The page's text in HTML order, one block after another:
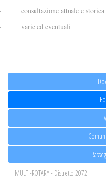
· consultazione attuale e storica
· varie ed eventuali
MULTI-ROTARY - Distretto 2072